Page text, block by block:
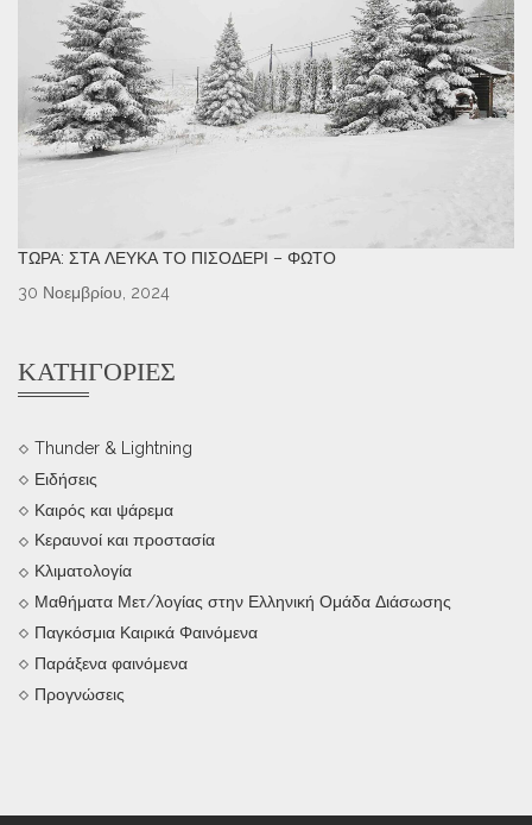
ΤΏΡΑ: ΣΤΑ ΛΕΥΚΆ ΤΟ ΠΙΣΟΔΈΡΙ – ΦΩΤΌ
30 Νοεμβρίου, 2024
ΚΑΤΗΓΟΡΊΕΣ
Thunder & Lightning
Ειδήσεις
Καιρός και ψάρεμα
Κεραυνοί και προστασία
Κλιματολογία
Μαθήματα Μετ/λογίας στην Ελληνική Ομάδα Διάσωσης
Παγκόσμια Καιρικά Φαινόμενα
Παράξενα φαινόμενα
Προγνώσεις